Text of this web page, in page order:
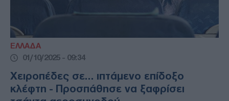
ΕΛΛΑΔΑ
01/10/2025 - 09:34
Χειροπέδες σε… ιπτάμενο επίδοξο
κλέφτη - Προσπάθησε να ξαφρίσει